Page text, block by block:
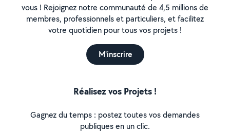
vous ! Rejoignez notre communauté de 4,5 millions de
membres, professionnels et particuliers, et facilitez
votre quotidien pour tous vos projets !
M'inscrire
Réalisez vos Projets !
Gagnez du temps : postez toutes vos demandes
publiques en un clic.